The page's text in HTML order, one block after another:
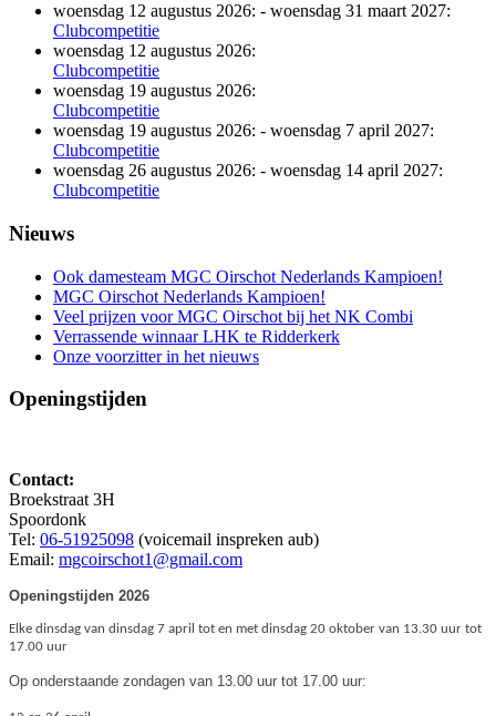
woensdag 12 augustus 2026: - woensdag 31 maart 2027:
Clubcompetitie
woensdag 12 augustus 2026:
Clubcompetitie
woensdag 19 augustus 2026:
Clubcompetitie
woensdag 19 augustus 2026: - woensdag 7 april 2027:
Clubcompetitie
woensdag 26 augustus 2026: - woensdag 14 april 2027:
Clubcompetitie
Nieuws
Ook damesteam MGC Oirschot Nederlands Kampioen!
MGC Oirschot Nederlands Kampioen!
Veel prijzen voor MGC Oirschot bij het NK Combi
Verrassende winnaar LHK te Ridderkerk
Onze voorzitter in het nieuws
Openingstijden
Contact:
Broekstraat 3H
Spoordonk
Tel: 06-51925098 (voicemail inspreken aub)
Email: mgcoirschot1@gmail.com
Openingstijden 2026
Elke dinsdag van dinsdag 7 april tot en met dinsdag 20 oktober van 13.30 uur tot
17.00 uur
Op onderstaande zondagen van 13.00 uur tot 17.00 uur: